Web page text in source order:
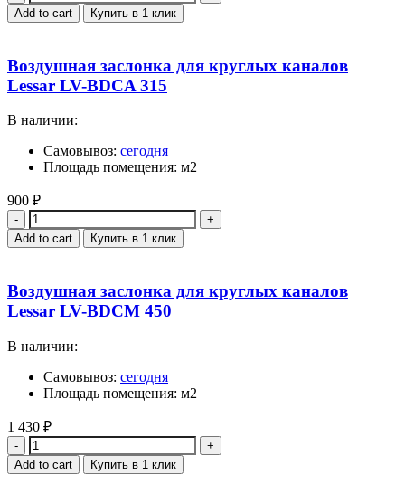
Add to cart Купить в 1 клик
Воздушная заслонка для круглых каналов
Lessar LV-BDCA 315
В наличии:
Самовывоз: сегодня
Площадь помещения: м2
900 ₽
Quantity
Add to cart Купить в 1 клик
Воздушная заслонка для круглых каналов
Lessar LV-BDCM 450
В наличии:
Самовывоз: сегодня
Площадь помещения: м2
1 430 ₽
Quantity
Add to cart Купить в 1 клик